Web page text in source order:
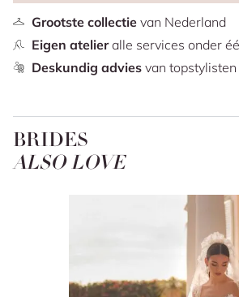
Grootste collectievan Nederland
Eigen atelieralle services onder
Deskundig adviesvan topstylisten
BRIDES
ALSO LOVE